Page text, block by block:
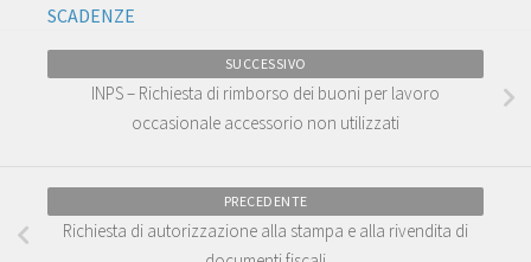
SCADENZE
SUCCESSIVO
INPS – Richiesta di rimborso dei buoni per lavoro
occasionale accessorio non utilizzati
PRECEDENTE
Richiesta di autorizzazione alla stampa e alla rivendita di